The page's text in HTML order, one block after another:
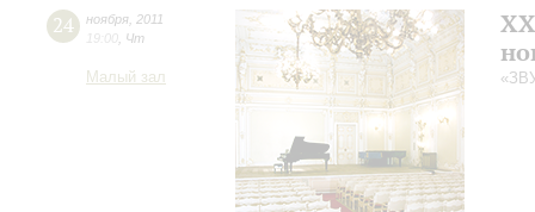
24 ноября 2011
19:00
Чт
Малый зал